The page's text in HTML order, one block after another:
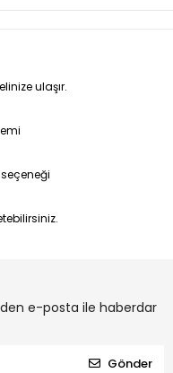
ulaşır.
e-posta ile haberdar
Gönder